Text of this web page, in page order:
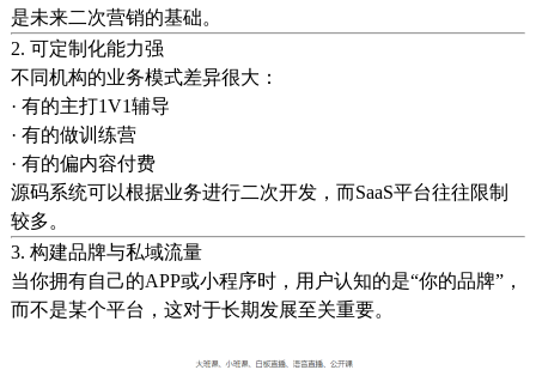
是未来二次营销的基础。
2. 可定制化能力强
不同机构的业务模式差异很大：
· 有的主打1V1辅导
· 有的做训练营
· 有的偏内容付费
源码系统可以根据业务进行二次开发，而SaaS平台往往限制
较多。
3. 构建品牌与私域流量
当你拥有自己的APP或小程序时，用户认知的是“你的品牌”，
而不是某个平台，这对于长期发展至关重要。